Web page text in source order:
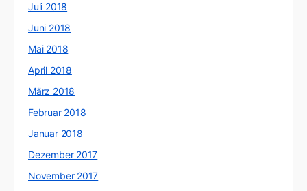
Juli 2018
Juni 2018
Mai 2018
April 2018
März 2018
Februar 2018
Januar 2018
Dezember 2017
November 2017